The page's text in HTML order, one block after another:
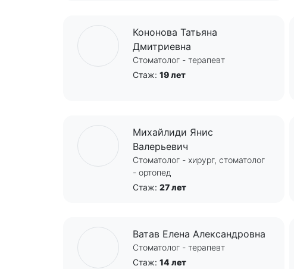
Кононова Татьяна
Дмитриевна
Стоматолог - терапевт
Стаж: 19 лет
Михайлиди Янис
Валерьевич
Стоматолог - хирург, стоматолог
- ортопед
Стаж: 27 лет
Ватав Елена Александровна
Стоматолог - терапевт
Стаж: 14 лет